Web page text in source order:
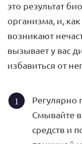
это результат
организма, и,
возникают
вызывает у вас
избавиться от
Регулярно
Смывайте
средств и